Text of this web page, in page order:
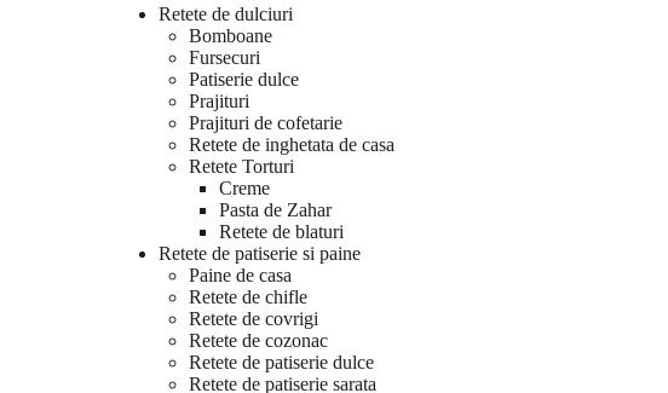
Retete de dulciuri
Bomboane
Fursecuri
Patiserie dulce
Prajituri
Prajituri de cofetarie
Retete de inghetata de casa
Retete Torturi
Creme
Pasta de Zahar
Retete de blaturi
Retete de patiserie si paine
Paine de casa
Retete de chifle
Retete de covrigi
Retete de cozonac
Retete de patiserie dulce
Retete de patiserie sarata